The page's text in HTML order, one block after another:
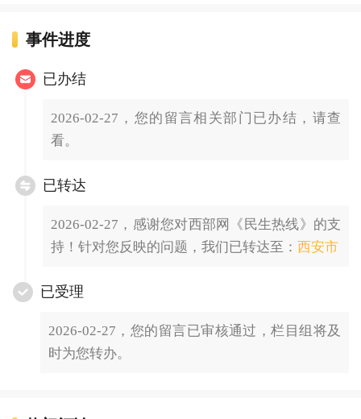
事件进度
已办结
2026-02-27，您的留言相关部门已办结，请查
看。
已转达
2026-02-27，感谢您对西部网《民生热线》的支
持！针对您反映的问题，我们已转达至： 西安市
已受理
2026-02-27，您的留言已审核通过，栏目组将及
时为您转办。